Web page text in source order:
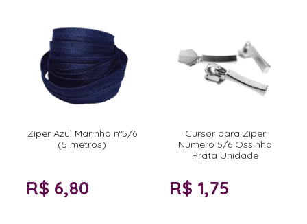
Zíper Azul Marinho n°5/6
(5 metros)
R$ 6,80
Cursor para Zíper
Número 5/6 Ossinho
Prata Unidade
R$ 1,75